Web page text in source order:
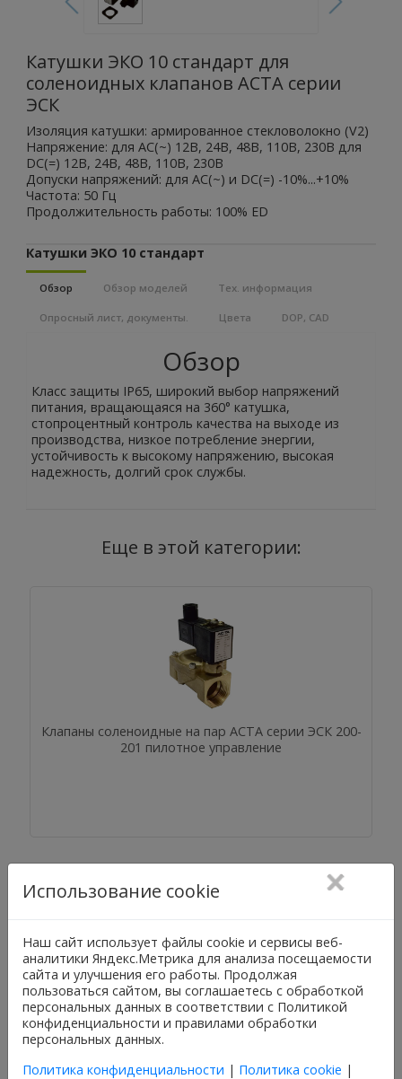
Катушки ЭКО 10 стандарт для
соленоидных клапанов АСТА серии
ЭСК
Изоляция катушки: армированное стекловолокно (V2)
Напряжение: для AC(~) 12В, 24В, 48В, 110В, 230В для
DC(=) 12В, 24В, 48В, 110В, 230В
Допуски напряжений: для AC(~) и DC(=) -10%...+10%
Частота: 50 Гц
Продолжительность работы: 100% ED
Катушки ЭКО 10 стандарт
Обзор Обзор моделей Тех. информация
Опросный лист, документы. Цвета DOP, CAD
Обзор
Класс защиты IP65, широкий выбор напряжений
питания, вращающаяся на 360° катушка,
стопроцентный контроль качества на выходе из
производства, низкое потребление энергии,
устойчивость к высокому напряжению, высокая
надежность, долгий срок службы.
Еще в этой категории:
Клапаны соленоидные на пар АСТА серии ЭСК 200-
201 пилотное управление
Клапаны соленоидные из нержавеющей стали
АСТА серии ЭСК 610-611 пилотное управление
Использование cookie
Наш сайт использует файлы cookie и сервисы веб-
аналитики Яндекс.Метрика для анализа посещаемости
сайта и улучшения его работы. Продолжая
пользоваться сайтом, вы соглашаетесь с обработкой
персональных данных в соответствии с Политикой
конфиденциальности и правилами обработки
персональных данных.
Политика конфиденциальности | Политика cookie |